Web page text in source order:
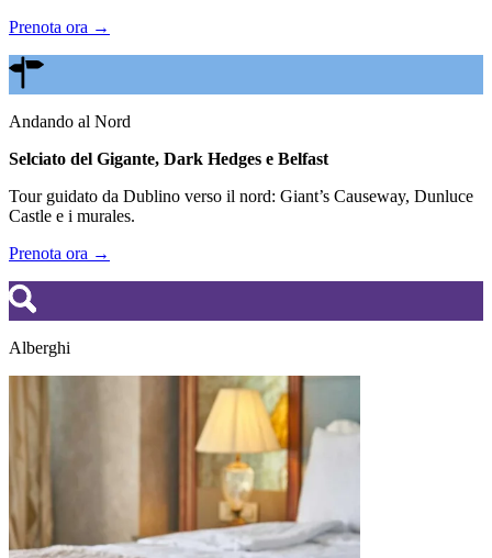
Prenota ora →
Andando al Nord
Selciato del Gigante, Dark Hedges e Belfast
Tour guidato da Dublino verso il nord: Giant’s Causeway, Dunluce
Castle e i murales.
Prenota ora →
Alberghi